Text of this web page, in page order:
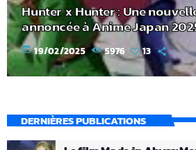
Hunter x Hunter : Une
annoncée à Anime Japan
today 19/02/2025 5976 13
DERNIÈRES PUBLICATIONS